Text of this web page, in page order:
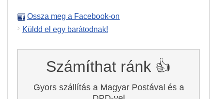
Ossza meg a Facebook-on
Küldd el egy barátodnak!
Számíthat ránk 👍
Gyors szállítás a Magyar Postával és a